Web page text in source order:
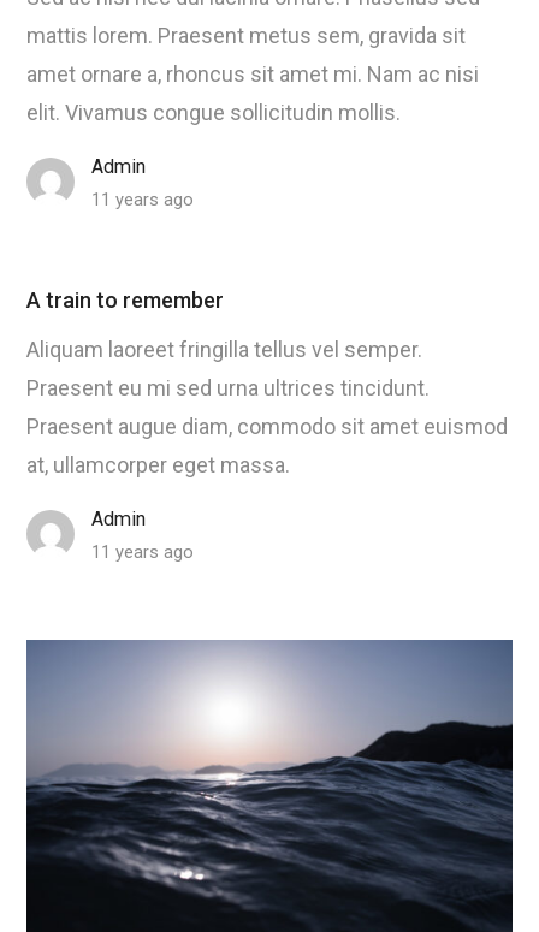
mattis lorem. Praesent metus sem, gravida sit
amet ornare a, rhoncus sit amet mi. Nam ac nisi
elit. Vivamus congue sollicitudin mollis.
Admin
11 years ago
A train to remember
Aliquam laoreet fringilla tellus vel semper.
Praesent eu mi sed urna ultrices tincidunt.
Praesent augue diam, commodo sit amet euismod
at, ullamcorper eget massa.
Admin
11 years ago